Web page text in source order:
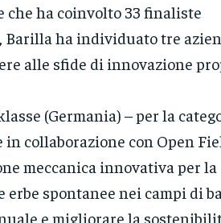
che ha coinvolto 33 finaliste
ha individuato tre
alle sfide di innovazione
(Germania) – per la
collaborazione con Open
meccanica innovativa per la
spontanee nei campi di
e migliorare la